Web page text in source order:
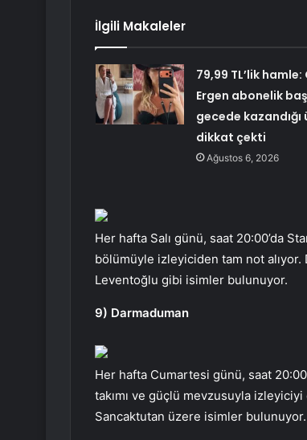
İlgili Makaleler
79,99 TL’lik
Ergen abonelik
gecede kazandığı
dikkat çekti
Ağustos 6, 2026
Her hafta Salı günü, saat 20:00’da
bölümüyle izleyiciden tam not
Leventoğlu gibi isimler bulunuyor.
9) Darmaduman
Her hafta Cumartesi günü, saat
takımı ve güçlü mevzusuyla
Sancaktutan üzere isimler bulunuyor.